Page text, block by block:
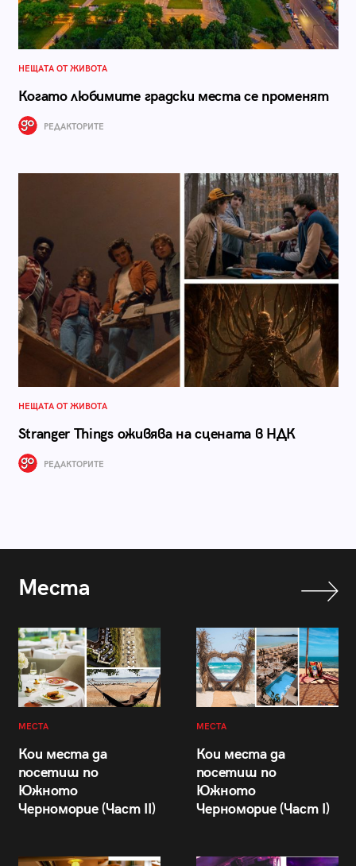
НЕЩАТА ОТ ЖИВОТА
Когато любимите градски места се променят
РЕДАКТОРИТЕ
НЕЩАТА ОТ ЖИВОТА
Stranger Things оживява на сцената в НДК
РЕДАКТОРИТЕ
Места
МЕСТА
Кои места да
посетиш по
Южното
Черноморие (Част II)
МЕСТА
Кои места да
посетиш по
Южното
Черноморие (Част I)